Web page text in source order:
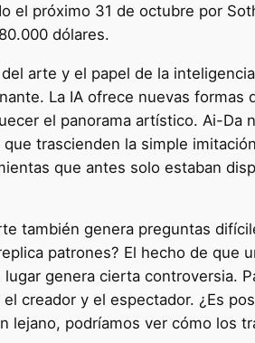
el próximo 31 de octubre por
dólares.
arte y el papel de la inteligencia
La IA ofrece nuevas formas
el panorama artístico. Ai-Da
trascienden la simple
que antes solo estaban
también genera preguntas
patrones? El hecho de que
genera cierta controversia.
creador y el espectador. ¿Es
lejano, podríamos ver cómo los